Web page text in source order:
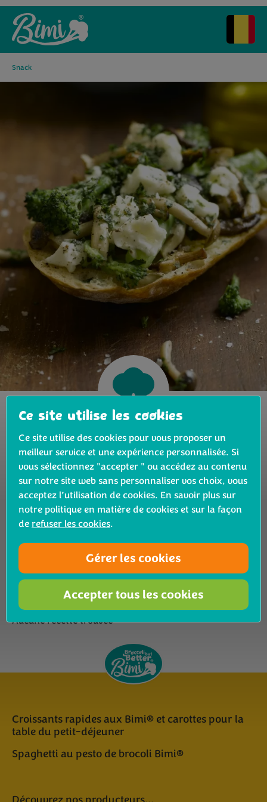
Snack
Snack
Filtrer les recettes
Montrer les résultats
Aucune recette trouvée
Ce site utilise les cookies
Ce site utilise des cookies pour vous proposer un
meilleur service et une expérience personnalisée. Si
vous sélectionnez "accepter " ou accédez au contenu
sur notre site web sans personnaliser vos choix, vous
acceptez l’utilisation de cookies. En savoir plus sur
notre politique en matière de cookies et sur la façon
de refuser les cookies.
Gérer les cookies
Accepter tous les cookies
Croissants rapides aux Bimi® et carottes pour la
table du petit-déjeuner
Spaghetti au pesto de brocoli Bimi®